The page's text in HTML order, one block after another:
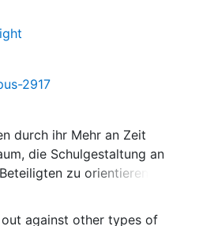
2917
durch ihr Mehr an Zeit
die Schulgestaltung an
zu orientieren. In
mit anderen
die Ausrichtung der
against other types of